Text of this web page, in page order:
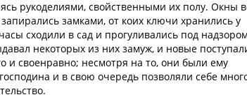
рукоделиями, свойственными их полу. Окны
замками, от коих ключи хранились у
сходили в сад и прогуливались под надзором
некоторых из них замуж, и новые
и своенравно; несмотря на то, они были ему
и в свою очередь позволяли себе